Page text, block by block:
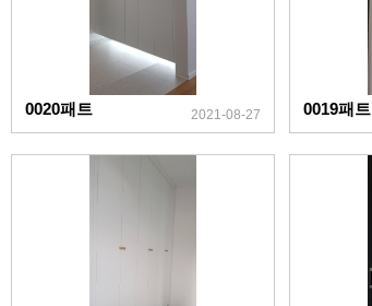
0020패트 2021-08-27 0019패트